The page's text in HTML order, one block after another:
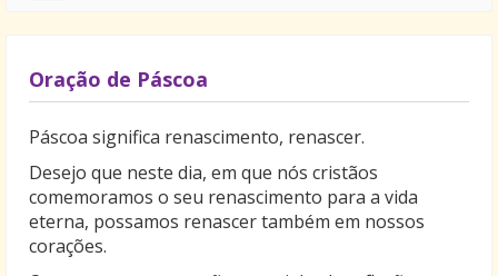
Oração de Páscoa
Páscoa significa renascimento, renascer.
Desejo que neste dia, em que nós cristãos
comemoramos o seu renascimento para a vida
eterna, possamos renascer também em nossos
corações.